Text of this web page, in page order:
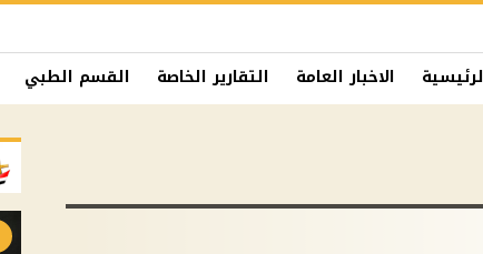
الاخبار العامة التقارير الخاصة القسم الطبي